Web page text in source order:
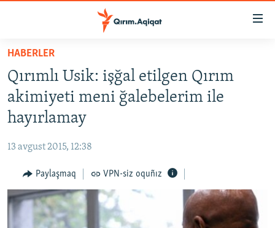
Esas
qaytmaq
Baş
navigatsiyağa
qaytmaq
Qıdıruvğa
qaytmaq
HABERLER
SİYASET
İQTİSADİYAT
MEDENİYET
İNSAN AQLARI
VİDEO
SÜRET
HABERLER
Qırımlı Usik: işğal etilgen Qırım
akimiyeti meni ğalebelerim ile
hayırlamay
13 avgust 2015, 12:38
Paylaşmaq VPN-siz oquñız